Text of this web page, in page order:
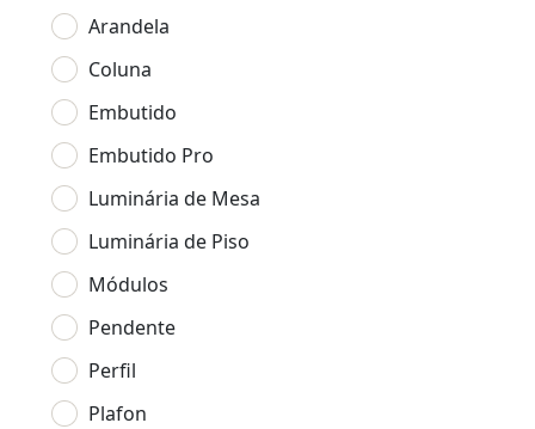
Arandela
Coluna
Embutido
Embutido Pro
Luminária de Mesa
Luminária de Piso
Módulos
Pendente
Perfil
Plafon